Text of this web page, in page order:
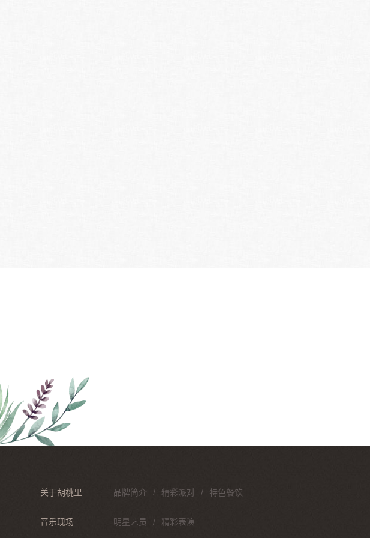
关于胡桃里 品牌简介 精彩派对 特色餐饮
音乐现场 明星艺员 精彩表演